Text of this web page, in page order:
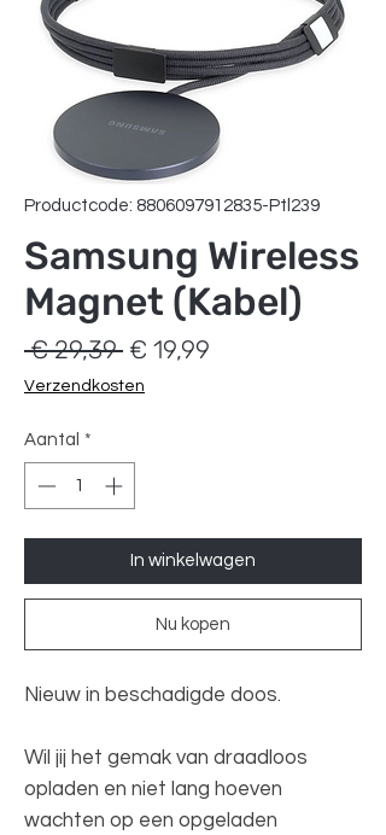
Productcode: 8806097912835-Ptl239
Samsung Wireless
Magnet (Kabel)
€ 29,39 Normale
prijs
€ 19,99
Verzendkosten
Aantal *
In winkelwagen
Nu kopen
Nieuw in beschadigde doos.
Wil jij het gemak van draadloos
opladen en niet lang hoeven
wachten op een opgeladen